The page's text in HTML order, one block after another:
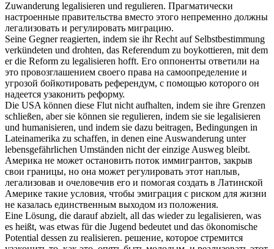
Zuwanderung legalisieren und regulieren. Прагматически
настроенные правительства вместо этого непременно должны
легализовать и регулировать миграцию.
Seine Gegner reagierten, indem sie ihr Recht auf Selbstbestimmung
verkündeten und drohten, das Referendum zu boykottieren, mit dem
er die Reform zu legalisieren hofft. Его оппоненты ответили на
это провозглашением своего права на самоопределение и
угрозой бойкотировать референдум, с помощью которого он
надеется узаконить реформу.
Die USA können diese Flut nicht aufhalten, indem sie ihre Grenzen
schließen, aber sie können sie regulieren, indem sie sie legalisieren
und humanisieren, und indem sie dazu beitragen, Bedingungen in
Lateinamerika zu schaffen, in denen eine Auswanderung unter
lebensgefährlichen Umständen nicht der einzige Ausweg bleibt.
Америка не может остановить поток иммигрантов, закрыв
свои границы, но она может регулировать этот наплыв,
легализовав и очеловечив его и помогая создать в Латинской
Америке такие условия, чтобы эмиграция с риском для жизни
не казалась единственным выходом из положения.
Eine Lösung, die darauf abzielt, all das wieder zu legalisieren, was
es heißt, was etwas für die Jugend bedeutet und das ökonomische
Potential dessen zu realisieren. решение, которое стремится